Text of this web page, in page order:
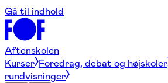
Gå til indhold
Aftenskolen
Kurser Foredrag, debat og højskoler
rundvisninger